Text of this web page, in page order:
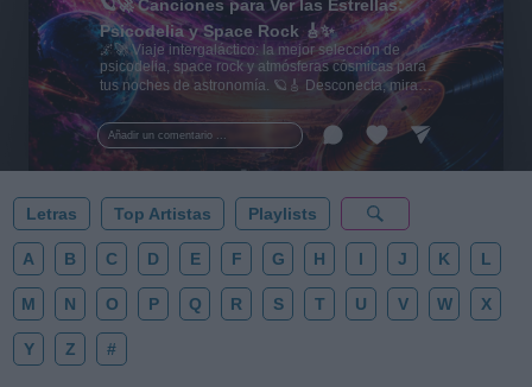
Añadir un comentario ...
🪐🚀 Canciones para Ver las Estrellas:
Psicodelia y Space Rock 🎸✨
🌌🚀 Viaje intergaláctico: la mejor selección de
psicodelia, space rock y atmósferas cósmicas para
tus noches de astronomía. 🪐🎸 Desconecta, mira
al firmamento y siente la gravedad cero. 💾 ¡Guarda
esta colección para tu próxima noche estrellada!
✨⭐
Letras Top Artistas Playlists
A B C D E F G H I J K L
M N O P Q R S T U V W X
Y Z #